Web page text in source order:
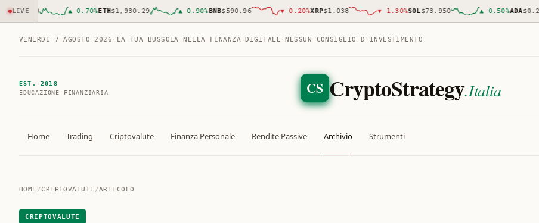
LIVE 0.70%ETH$1,930.29 ▲ 0.90%BNB$590.96 ▼ 0.20%XRP$1.038 ▼ 1.30%SOL$73.950 0.50%ADA$0.2015
VENERDÌ 7 AGOSTO 2026 · LA TUA BUSSOLA NELLA FINANZA DIGITALE ·NESSUN CONSIGLIO D'INVESTIMENTO
EST. 2018
EDUCAZIONE FINANZIARIA
CS CryptoStrategy.Italia
Home Trading Criptovalute Finanza Personale Rendite Passive Archivio Strumenti
HOME /CRIPTOVALUTE /ARTICOLO
CRIPTOVALUTE